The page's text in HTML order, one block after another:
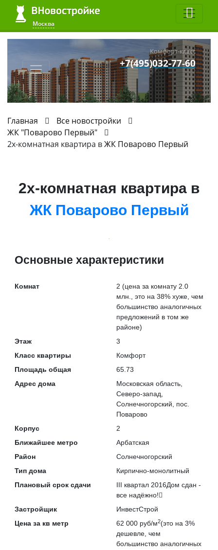
Москва
Комфорт-класс
+7(495)032-77-60
Главная
Все новостройки
ЖК "Поварово Первый"
2х-комнатная квартира вЖК Поварово Первый
2х-комнатная квартира в
ЖК Поварово Первый
Основные характеристики
Комнат 2 (цена за комнату 2.0
млн., это на 38% хуже , чем
большинство аналогичных
предложений в том же
районе)
Этаж
3
Класс квартиры
Комфорт
Площадь общая
65.73
Адрес дома
Московская область,
Северо-запад,
Солнечногорский, пос.
Поварово
Корпус
2
Ближайшее метро
Арбатская
Район
Солнечногорский
Тип дома
Кирпично-монолитный
Плановый срок сдачи
III квартал 2016Дом сдан -
все надёжно!
Застройщик
ИнвестСтрой
Цена за кв метр
62 000 руб/м2(это на 3%
дешевле , чем
большинство аналогичных